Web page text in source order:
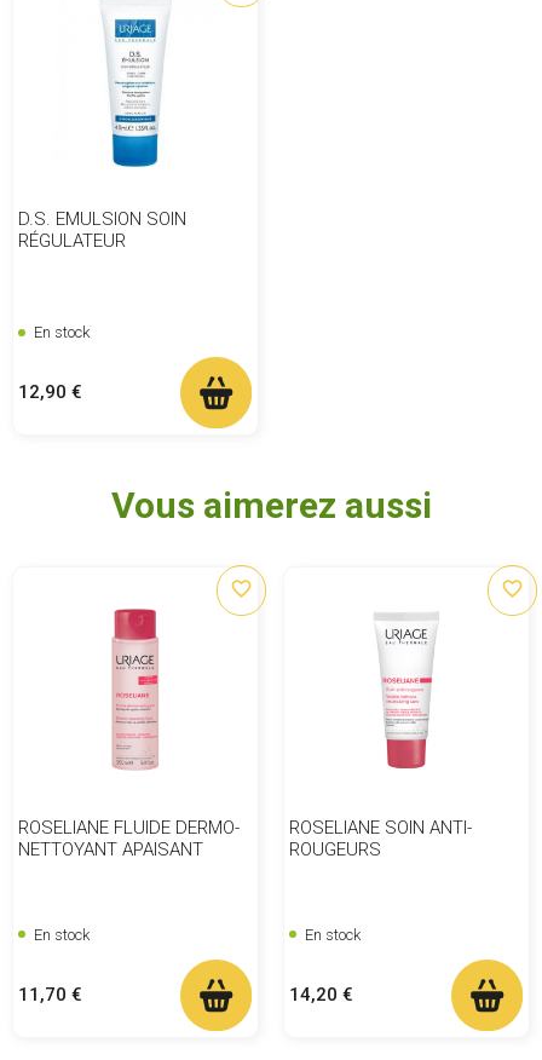
D.S. EMULSION SOIN
RÉGULATEUR
En stock
Prix
12,90 €
Vous aimerez aussi
ROSELIANE FLUIDE DERMO-
NETTOYANT APAISANT
favorite_border
En stock
Prix
11,70 €
ROSELIANE SOIN ANTI-
ROUGEURS
favorite_border
En stock
Prix
14,20 €